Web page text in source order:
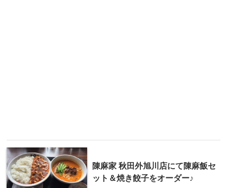
陳麻家 秋田外旭川店にて陳麻飯セ
ット＆焼き餃子をオーダー♪